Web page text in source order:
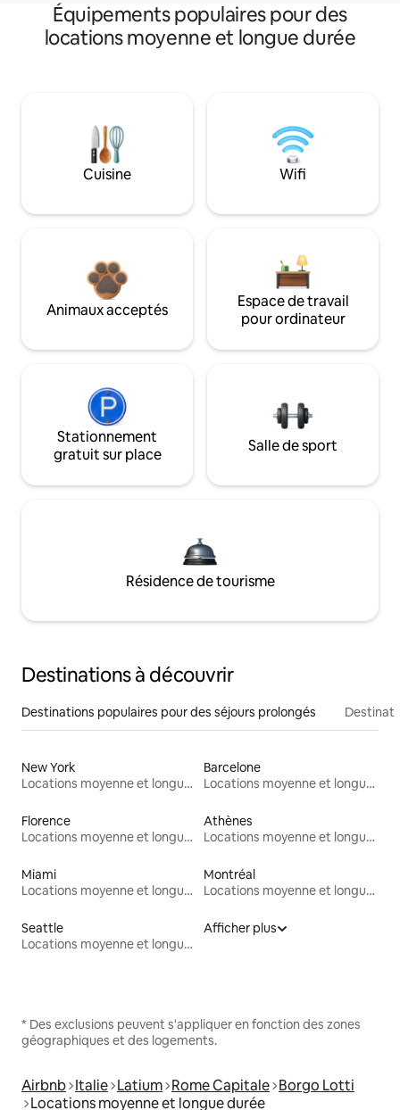
Équipements populaires pour des
locations moyenne et longue durée
Cuisine Wifi
Animaux acceptés
Espace de travail
pour ordinateur
Stationnement
gratuit sur place
Salle de sport
Résidence de tourisme
Destinations à découvrir
Destinations populaires pour des séjours prolongés
New York
Locations moyenne et longue durée
Barcelone
Locations moyenne et longue durée
Florence
Locations moyenne et longue durée
Athènes
Locations moyenne et longue durée
Miami
Locations moyenne et longue durée
Montréal
Locations moyenne et longue durée
Seattle
Locations moyenne et longue durée
Afficher plus
* Des exclusions peuvent s'appliquer en fonction des zones
géographiques et des logements.
Airbnb Italie Latium Rome Capitale Borgo Lotti
Locations moyenne et longue durée